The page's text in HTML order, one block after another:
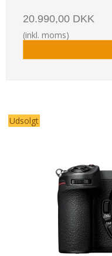
20.990,00 DKK
(inkl. moms)
Udsolgt